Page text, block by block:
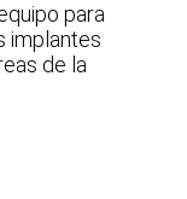
para
implantes
de la